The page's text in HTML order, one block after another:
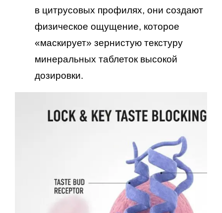
в цитрусовых профилях, они создают
физическое ощущение, которое
«маскирует» зернистую текстуру
минеральных таблеток высокой
дозировки.